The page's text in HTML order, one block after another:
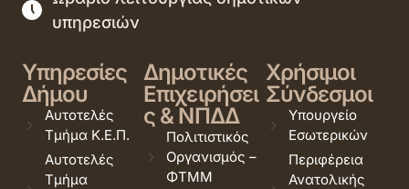
υπηρεσιών
Υπηρεσίες
Δήμου
Αυτοτελές
Τμήμα Κ.Ε.Π.
Αυτοτελές
Τμήμα
Δημοτικές
Επιχειρήσει
ς & ΝΠΔΔ
Πολιτιστικός
Οργανισμός –
ΦΤΜΜ
Χρήσιμοι
Σύνδεσμοι
Υπουργείο
Εσωτερικών
Περιφέρεια
Ανατολικής